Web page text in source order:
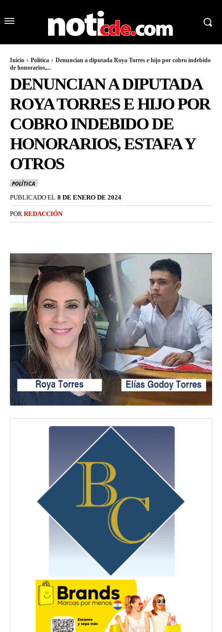
Inicio Política
Denuncian a diputada Roya Torres e hijo por cobro indebido
de honorarios,...
DENUNCIAN A DIPUTADA
ROYA TORRES E HIJO POR
COBRO INDEBIDO DE
HONORARIOS, ESTAFA Y
OTROS
POLÍTICA
PUBLICADO EL 8 DE ENERO DE 2024
POR REDACCIÓN